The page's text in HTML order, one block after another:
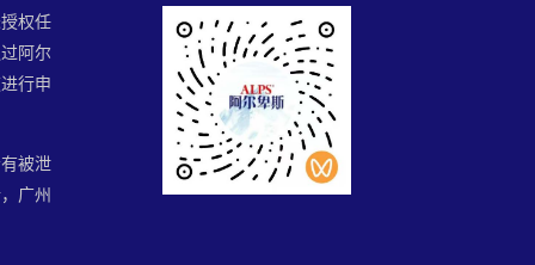
权任
阿尔
行申
被泄
广州